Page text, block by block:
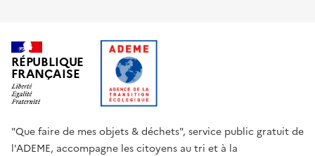
RÉPUBLIQUE
FRANÇAISE
"Que faire de mes objets & déchets", service public gratuit de
l'ADEME, accompagne les citoyens au tri et à la